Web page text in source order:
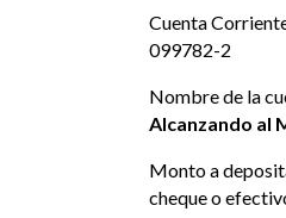
Cuenta
099782-2
Nombre de la
Alcanzando al
Monto a
cheque o